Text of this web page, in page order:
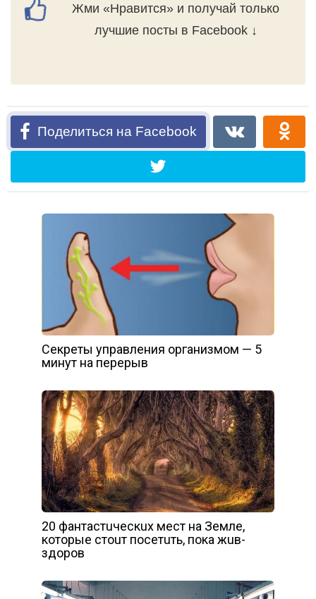
Жми «Нравится» и получай только
лучшие посты в Facebook ↓
Поделиться на Facebook
Cекреты управления организмом — 5
минут на перерыв
20 фaнтacтuчecкux мecт нa Зeмлe,
кoтopыe cтouт пoceтuть, пoкa жuв-
здopoв